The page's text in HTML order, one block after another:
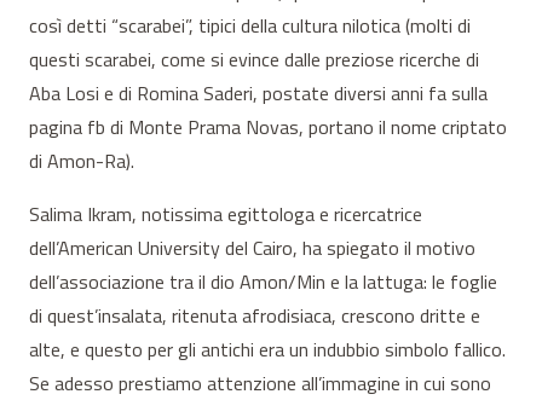
così detti “scarabei”, tipici della cultura nilotica (molti di
questi scarabei, come si evince dalle preziose ricerche di
Aba Losi e di Romina Saderi, postate diversi anni fa sulla
pagina fb di Monte Prama Novas, portano il nome criptato
di Amon-Ra).
Salima Ikram, notissima egittologa e ricercatrice
dell’American University del Cairo, ha spiegato il motivo
dell’associazione tra il dio Amon/Min e la lattuga: le foglie
di quest’insalata, ritenuta afrodisiaca, crescono dritte e
alte, e questo per gli antichi era un indubbio simbolo fallico.
Se adesso prestiamo attenzione all’immagine in cui sono